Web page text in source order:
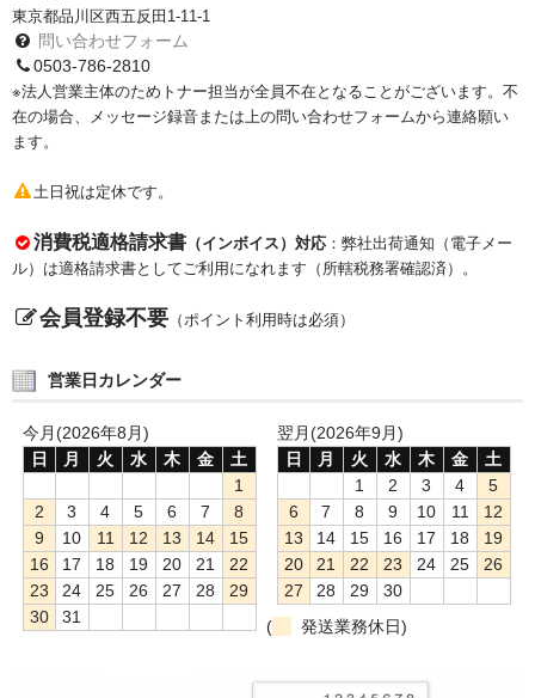
東京都品川区西五反田1-11-1
問い合わせフォーム
0503-786-2810
※法人営業主体のためトナー担当が全員不在となることがございます。不
在の場合、メッセージ録音または上の問い合わせフォームから連絡願い
ます。
土日祝は定休です。
消費税適格請求書 （インボイス）対応 ：弊社出荷通知（電子メー
ル）は適格請求書としてご利用になれます（所轄税務署確認済）。
会員登録不要 （ポイント利用時は必須）
営業日カレンダー
今月(2026年8月)
日
月 火 水 木 金
土
1
2
3 4 5 6 7
8
9
10 11 12 13 14
15
16
17 18 19 20 21
22
23
24 25 26 27 28
29
30
31
翌月(2026年9月)
日
月 火 水 木 金
土
1
2 3 4
5
6
7 8 9 10 11
12
13
14 15 16 17 18
19
20
21 22 23 24 25
26
27
28 29
30
(
発送業務休日)